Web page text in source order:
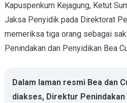
Kapuspenkum Kejagung, Ketut
Jaksa Penyidik pada Direktorat
memeriksa tiga orang sebagai
Penindakan dan Penyidikan Bea
Dalam laman resmi Bea dan
diakses, Direktur Penindakan